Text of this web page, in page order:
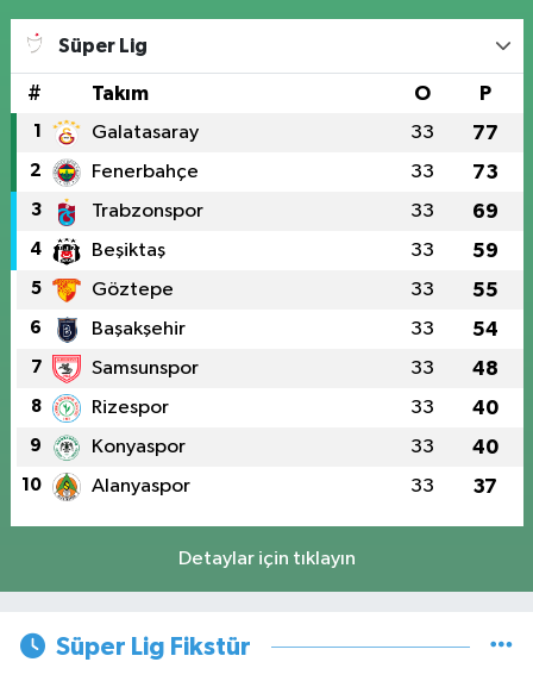
Süper Lig
# Takım O P
1 Galatasaray 33 77
2 Fenerbahçe 33 73
3 Trabzonspor 33 69
4 Beşiktaş 33 59
5 Göztepe 33 55
6 Başakşehir 33 54
7 Samsunspor 33 48
8 Rizespor 33 40
9 Konyaspor 33 40
10 Alanyaspor 33 37
Detaylar için tıklayın
Süper Lig Fikstür